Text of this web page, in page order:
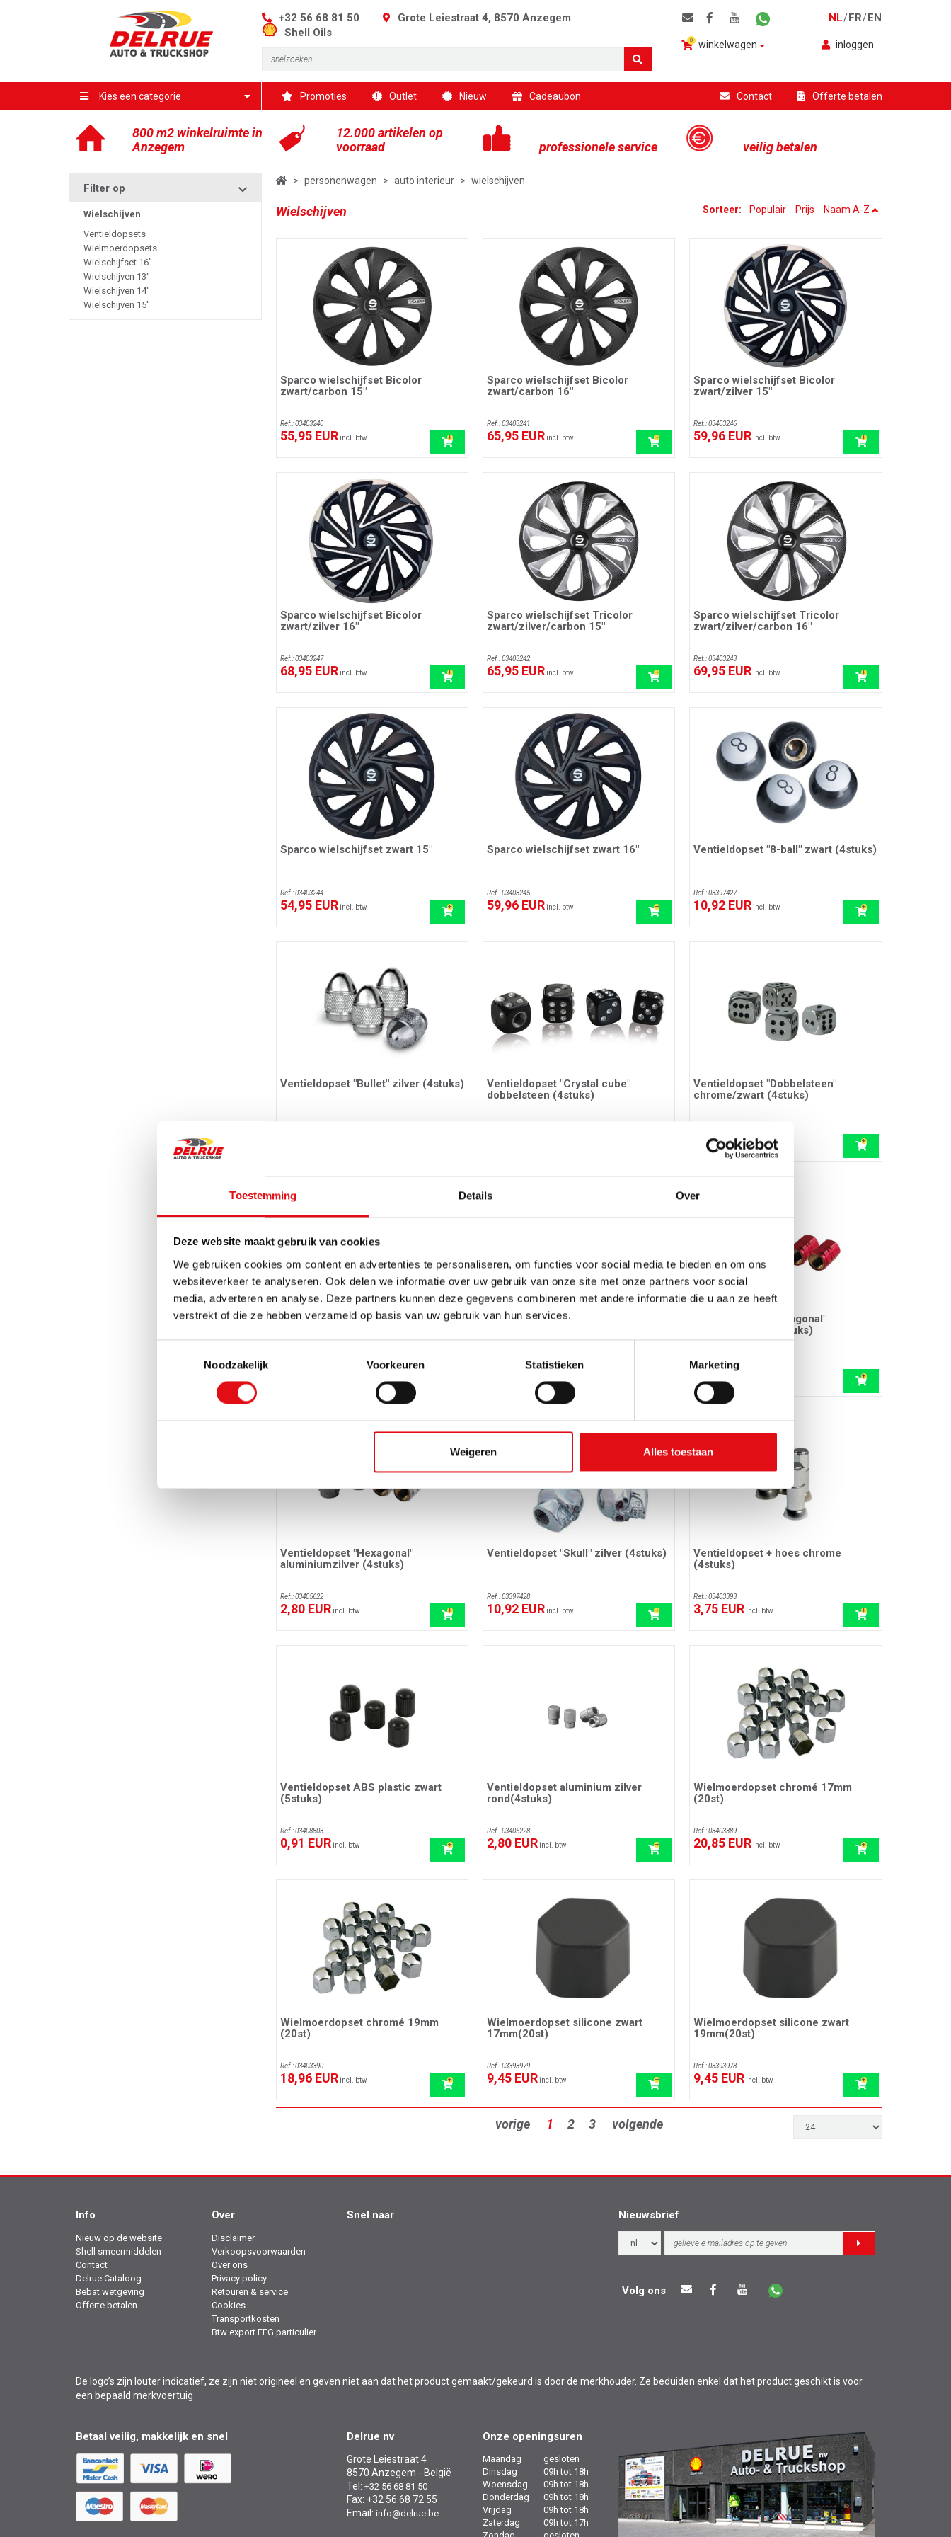
Toestemming Details Over
Deze website maakt gebruik van cookies
We gebruiken cookies om content en advertenties te personaliseren, om functies voor social media te bieden en om ons
websiteverkeer te analyseren. Ook delen we informatie over uw gebruik van onze site met onze partners voor social
media, adverteren en analyse. Deze partners kunnen deze gegevens combineren met andere informatie die u aan ze heeft
verstrekt of die ze hebben verzameld op basis van uw gebruik van hun services.
Noodzakelijk
Voorkeuren Statistieken Marketing
Weigeren Alles toestaan
+32 56 68 81 50
Grote Leiestraat 4, 8570 Anzegem
Shell Oils
NL/FR/EN
0 winkelwagen inloggen
Kies een categorie Promoties Outlet Nieuw Cadeaubon Contact Offerte betalen
800 m2 winkelruimte in
Anzegem
12.000 artikelen op
voorraad
professionele service veilig betalen
Filter op
Wielschijven
Ventieldopsets
Wielmoerdopsets
Wielschijfset 16"
Wielschijven 13"
Wielschijven 14"
Wielschijven 15"
> personenwagen > auto interieur > wielschijven
Wielschijven Sorteer: Populair Prijs Naam A-Z
Sparco wielschijfset Bicolor
zwart/carbon 15"
Ref.: 03403240
55,95 EURincl. btw
Sparco wielschijfset Bicolor
zwart/carbon 16"
Ref.: 03403241
65,95 EURincl. btw
Sparco wielschijfset Bicolor
zwart/zilver 15"
Ref.: 03403246
59,96 EURincl. btw
Sparco wielschijfset Bicolor
zwart/zilver 16"
Ref.: 03403247
68,95 EURincl. btw
Sparco wielschijfset Tricolor
zwart/zilver/carbon 15"
Ref.: 03403242
65,95 EURincl. btw
Sparco wielschijfset Tricolor
zwart/zilver/carbon 16"
Ref.: 03403243
69,95 EURincl. btw
Sparco wielschijfset zwart 15"
Ref.: 03403244
54,95 EURincl. btw
Sparco wielschijfset zwart 16"
Ref.: 03403245
59,96 EURincl. btw
Ventieldopset "8-ball" zwart (4stuks)
Ref.: 03397427
10,92 EURincl. btw
Ventieldopset "Bullet" zilver (4stuks)
Ventieldopset "Crystal cube"
dobbelsteen (4stuks)
Ventieldopset "Dobbelsteen"
chrome/zwart (4stuks)
3,75 EURincl. btw
Ventieldopset "Dobbelsteen" zwart
Ventieldopset "Hexagonal"
Ref.: 03405623
2,80 EUR
Ventieldopset "Hexagonal"
aluminiumrood (4stuks)
Ref.: 03405624
2,80 EUR
Ventieldopset "Hexagonal"
aluminiumzilver (4stuks)
Ref.: 03405622
2,80 EURincl. btw
Ventieldopset "Skull" zilver (4stuks)
Ref.: 03397428
10,92 EURincl. btw
Ventieldopset + hoes chrome
(4stuks)
Ref.: 03403393
3,75 EURincl. btw
Ventieldopset ABS plastic zwart
(5stuks)
Ref.: 03408803
0,91 EURincl. btw
Ventieldopset aluminium zilver
rond(4stuks)
Ref.: 03405228
2,80 EURincl. btw
Wielmoerdopset chromé 17mm
(20st)
Ref.: 03403389
20,85 EURincl. btw
Wielmoerdopset chromé 19mm
(20st)
Ref.: 03403390
18,96 EURincl. btw
Wielmoerdopset silicone zwart
17mm(20st)
Ref.: 03393979
9,45 EURincl. btw
Wielmoerdopset silicone zwart
19mm(20st)
Ref.: 03393978
9,45 EURincl. btw
vorige 1 2 3 volgende
Info
Nieuw op de website
Shell smeermiddelen
Contact
Delrue Cataloog
Bebat wetgeving
Offerte betalen
Over
Disclaimer
Verkoopsvoorwaarden
Over ons
Privacy policy
Retouren & service
Cookies
Transportkosten
Btw export EEG particulier
Snel naar Nieuwsbrief
Volg ons
De logo’s zijn louter indicatief, ze zijn niet origineel en geven niet aan dat het product gemaakt/gekeurd is door de merkhouder. Ze beduiden enkel dat het product geschikt is voor
een bepaald merkvoertuig
Betaal veilig, makkelijk en snel Delrue nv
Grote Leiestraat 4
8570 Anzegem - België
Tel:+32 56 68 81 50
Fax: +32 56 68 72 55
Email:info@delrue.be
Onze openingsuren
Maandag
gesloten
Dinsdag
09h tot 18h
Woensdag
09h tot 18h
Donderdag
09h tot 18h
Vrijdag
09h tot 18h
Zaterdag
09h tot 17h